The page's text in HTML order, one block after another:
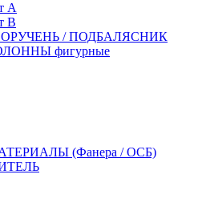
А
В
/ ПОДБАЛЯСНИК
фигурные
(Фанера / ОСБ)